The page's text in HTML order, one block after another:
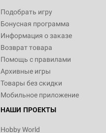
Подобрать игру
Бонусная программа
Информация о заказе
Возврат товара
Помощь с правилами
Архивные игры
Товары без скидки
Мобильное приложение
НАШИ ПРОЕКТЫ
Hobby World